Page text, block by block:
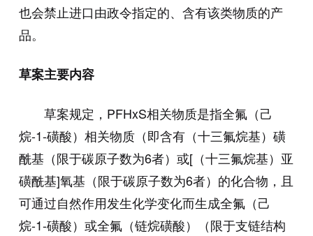
也会禁止进口由政令指定的、含有该类物质的产
品。
草案主要内容
草案规定，PFHxS相关物质是指全氟（己
烷-1-磺酸）相关物质（即含有（十三氟烷基）磺
酰基（限于碳原子数为6者）或[（十三氟烷基）亚
磺酰基]氧基（限于碳原子数为6者）的化合物，且
可通过自然作用发生化学变化而生成全氟（己
烷-1-磺酸）或全氟（链烷磺酸）（限于支链结构